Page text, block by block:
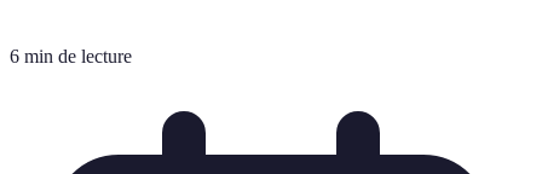
6 min de lecture